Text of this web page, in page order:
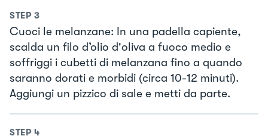
STEP 3
Cuoci le melanzane: In una padella capiente,
scalda un filo d’olio d'oliva a fuoco medio e
soffriggi i cubetti di melanzana fino a quando
saranno dorati e morbidi (circa 10-12 minuti).
Aggiungi un pizzico di sale e metti da parte.
STEP 4